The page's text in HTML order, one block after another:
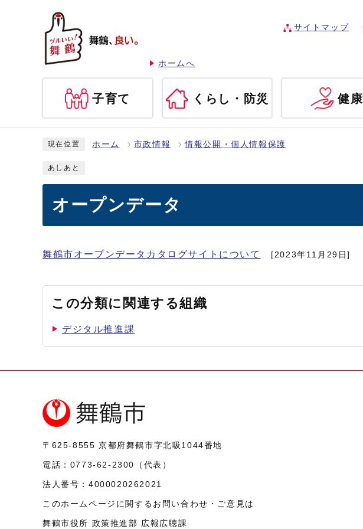
ホームへ
サイトマップ
子育て くらし・防災 健康
現在位置 ホーム 市政情報 情報公開・個人情報保護
あしあと
オープンデータ
舞鶴市オープンデータカタログサイトについて [2023年11月29日]
この分類に関連する組織
デジタル推進課
〒625-8555 京都府舞鶴市字北吸1044番地
電話： 0773-62-2300 （代表）
法人番号： 4000020262021
このホームページに関するお問い合わせ・ご意見は
舞鶴市役所 政策推進部 広報広聴課